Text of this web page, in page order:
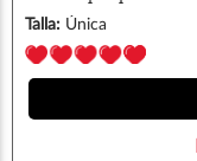
Talla: Única